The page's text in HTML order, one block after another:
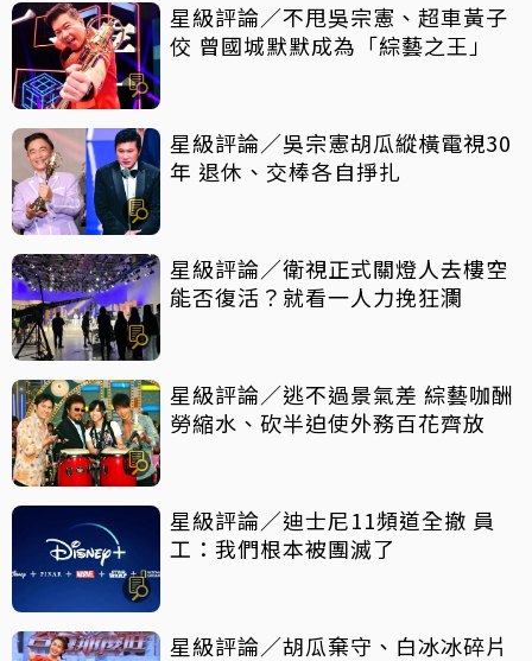
星級評論／不甩吳宗憲、超車黃子
佼 曾國城默默成為「綜藝之王」
星級評論／吳宗憲胡瓜縱橫電視30
年 退休、交棒各自掙扎
星級評論／衛視正式關燈人去樓空
能否復活？就看一人力挽狂瀾
星級評論／逃不過景氣差 綜藝咖酬
勞縮水、砍半迫使外務百花齊放
星級評論／迪士尼11頻道全撤 員
工：我們根本被團滅了
星級評論／胡瓜棄守、白冰冰碎片